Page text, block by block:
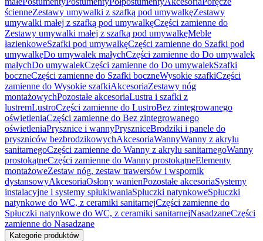
ścienneZestawy umywalki z szafką pod umywalkęZestawy
umywalki małej z szafką pod umywalkęCzęści zamienne do
Zestawy umywalki małej z szafką pod umywalkęMeble
łazienkoweSzafki pod umywalkęCzęści zamienne do Szafki pod
umywalkęDo umywalek małychCzęści zamienne do Do umywalek
małychDo umywalekCzęści zamienne do Do umywalekSzafki
boczneCzęści zamienne do Szafki boczneWysokie szafkiCzęści
zamienne do Wysokie szafkiAkcesoriaZestawy nóg
montażowychPozostałe akcesoriaLustra i szafki z
lustremLustroCzęści zamienne do LustroBez zintegrowanego
oświetleniaCzęści zamienne do Bez zintegrowanego
oświetleniaPrysznice i wannyPryszniceBrodziki i panele do
pryszniców bezbrodzikowychAkcesoriaWannyWanny z akrylu
sanitarnegoCzęści zamienne do Wanny z akrylu sanitarnegoWanny
prostokątneCzęści zamienne do Wanny prostokątneElementy
montażoweZestaw nóg, zestaw trawersów i wspornik
dystansowyAkcesoriaOsłony wanienPozostałe akcesoriaSystemy
instalacyjne i systemy spłukiwaniaSpłuczki natynkoweSpłuczki
natynkowe do WC, z ceramiki sanitarnejCzęści zamienne do
Spłuczki natynkowe do WC, z ceramiki sanitarnejNasadzaneCzęści
zamienne do Nasadzane
Kategorie produktów